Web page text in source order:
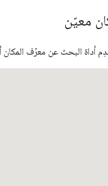
معيّن
البحث عن معرّف المكان